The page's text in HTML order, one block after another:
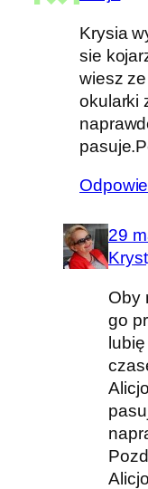
Krysia
sie
wiesz
okularki
29
Oby
go